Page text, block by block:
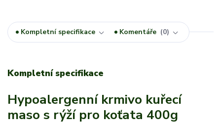
Kompletní specifikace Komentáře 0
Kompletní specifikace
Hypoalergenní krmivo kuřecí
maso s rýží pro koťata 400g